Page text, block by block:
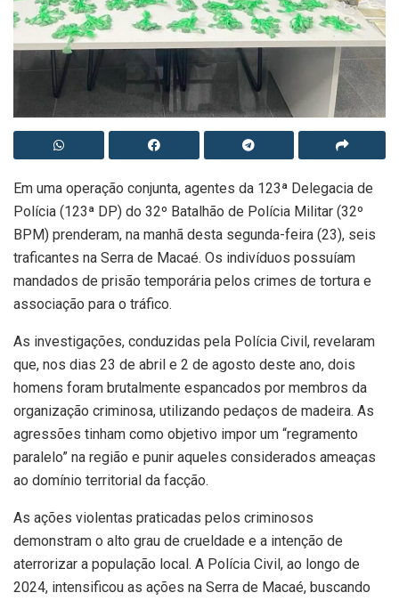
Em uma operação conjunta, agentes da 123ª Delegacia de
Polícia (123ª DP) do 32º Batalhão de Polícia Militar (32º
BPM) prenderam, na manhã desta segunda-feira (23), seis
traficantes na Serra de Macaé. Os indivíduos possuíam
mandados de prisão temporária pelos crimes de tortura e
associação para o tráfico.
As investigações, conduzidas pela Polícia Civil, revelaram
que, nos dias 23 de abril e 2 de agosto deste ano, dois
homens foram brutalmente espancados por membros da
organização criminosa, utilizando pedaços de madeira. As
agressões tinham como objetivo impor um “regramento
paralelo” na região e punir aqueles considerados ameaças
ao domínio territorial da facção.
As ações violentas praticadas pelos criminosos
demonstram o alto grau de crueldade e a intenção de
aterrorizar a população local. A Polícia Civil, ao longo de
2024, intensificou as ações na Serra de Macaé, buscando